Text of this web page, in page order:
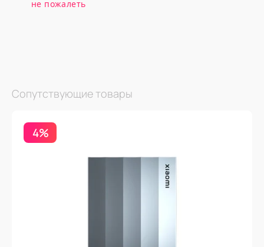
не пожалеть
Сопутствующие товары
4%